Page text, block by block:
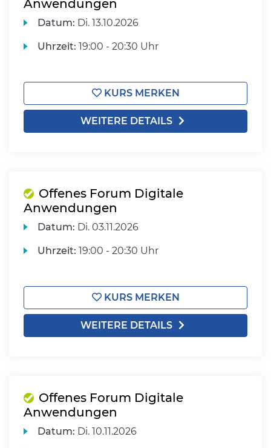
Anwendungen
Datum: Di. 13.10.2026
Uhrzeit: 19:00 - 20:30 Uhr
KURS MERKEN
WEITERE DETAILS
Offenes Forum Digitale
Anwendungen
Datum: Di. 03.11.2026
Uhrzeit: 19:00 - 20:30 Uhr
KURS MERKEN
WEITERE DETAILS
Offenes Forum Digitale
Anwendungen
Datum: Di. 10.11.2026